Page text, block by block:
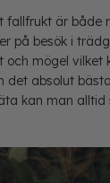
fallfrukt är
på besök i
mögel
absolut
kan man